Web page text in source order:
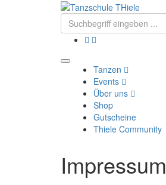
Tanzen
Events
Über uns
Shop
Gutscheine
Thiele Community
Impressum